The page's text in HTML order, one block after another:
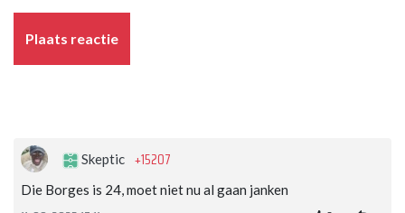
Plaats reactie
Skeptic +15207
Die Borges is 24, moet niet nu al gaan janken